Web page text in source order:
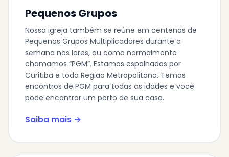
Pequenos Grupos
Nossa igreja também se reúne em centenas de
Pequenos Grupos Multiplicadores durante a
semana nos lares, ou como normalmente
chamamos “PGM”. Estamos espalhados por
Curitiba e toda Região Metropolitana. Temos
encontros de PGM para todas as idades e você
pode encontrar um perto de sua casa.
Saiba mais →